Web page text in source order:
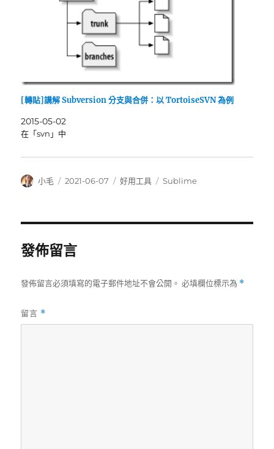
[轉貼]講解 Subversion 分支與合併：以 TortoiseSVN 為例
2015-05-02
在「svn」中
作
小毛
發
2021-06-07
分
好用工具
標
Sublime
發佈留言
發佈留言必須填寫的電子郵件地址不會公開。 必填欄位標示為 *
留言 *